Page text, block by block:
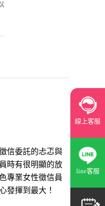
線上客服
line客服
信委託的忐忑與
時有很明顯的放
專業女性徵信員
發揮到最大 ！